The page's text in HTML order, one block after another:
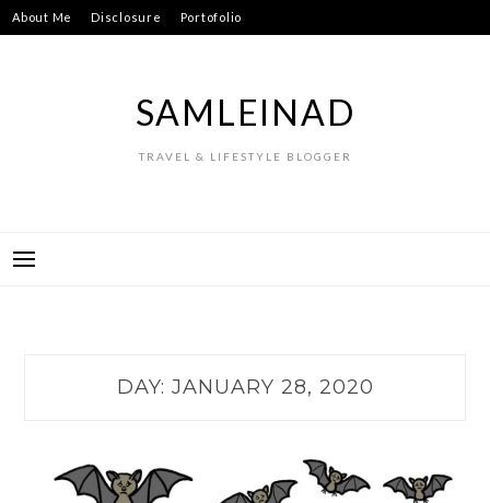
Skip
to
About Me Disclosure Portofolio
SAMLEINAD
TRAVEL & LIFESTYLE BLOGGER
DAY: JANUARY 28, 2020